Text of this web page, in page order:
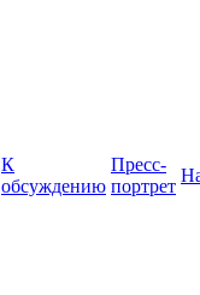
К
обсуждению
Пресс-
портрет